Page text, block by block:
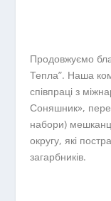
Продовжуємо
Тепла”. Наша
співпраці з
Соняшник»,
набори)
округу, які
загарбників.